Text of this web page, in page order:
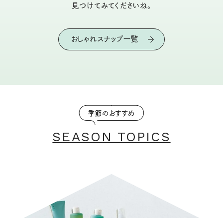
見つけてみてくださいね。
おしゃれスナップ一覧
季節のおすすめ
SEASON TOPICS